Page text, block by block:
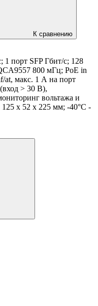
К сравнению
1 порт SFP Гбит/с; 128
800 мГц; PoE in
at, макс. 1 А на порт
> 30 В),
вольтажа и
x 52 x 225 мм; -40°C -